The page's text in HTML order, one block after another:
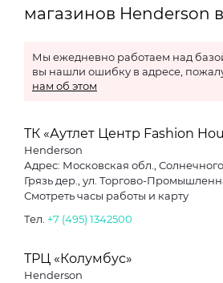
магазинов Henderson
Мы ежедневно работаем над
вы нашли ошибку в адресе,
нам об этом
ТК «Аутлет Центр Fashion
Henderson
Адрес: Московская обл.,
Грязь дер., ул. Торгово-
Смотреть часы работы и карту
Тел. +7 (495) 1342500
ТРЦ «Колумбус»
Henderson